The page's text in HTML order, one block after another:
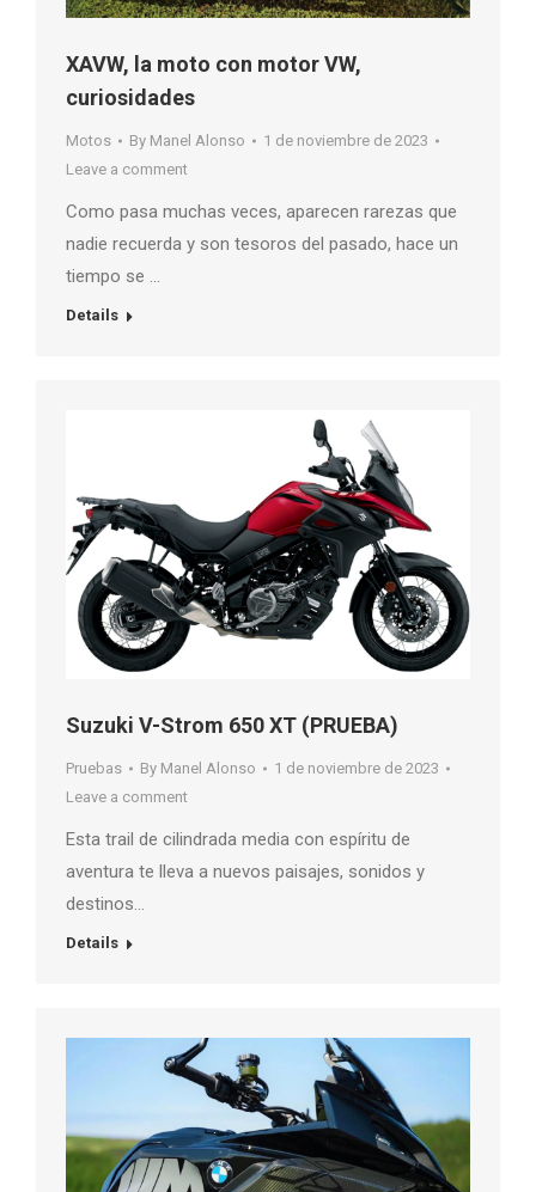
XAVW, la moto con motor VW,
curiosidades
Motos By Manel Alonso
1 de noviembre de 2023
Leave a comment
Como pasa muchas veces, aparecen rarezas que
nadie recuerda y son tesoros del pasado, hace un
tiempo se …
Details
Suzuki V-Strom 650 XT (PRUEBA)
Pruebas By Manel Alonso
1 de noviembre de 2023
Leave a comment
Esta trail de cilindrada media con espíritu de
aventura te lleva a nuevos paisajes, sonidos y
destinos…
Details